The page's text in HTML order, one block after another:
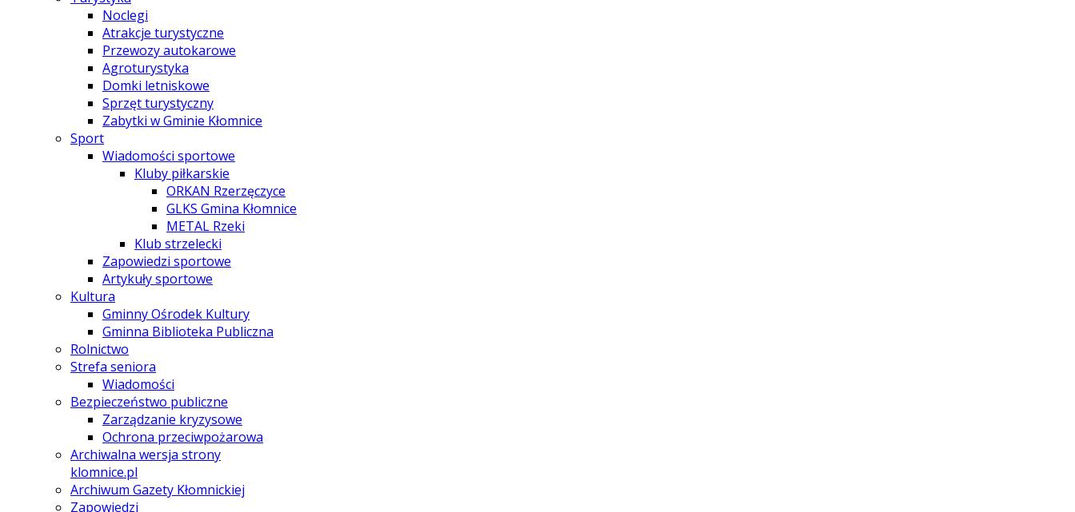
Noclegi
Atrakcje turystyczne
Przewozy autokarowe
Agroturystyka
Domki letniskowe
Sprzęt turystyczny
Zabytki w Gminie Kłomnice
Sport
Wiadomości sportowe
Kluby piłkarskie
ORKAN Rzerzęczyce
GLKS Gmina Kłomnice
METAL Rzeki
Klub strzelecki
Zapowiedzi sportowe
Artykuły sportowe
Kultura
Gminny Ośrodek Kultury
Gminna Biblioteka Publiczna
Rolnictwo
Strefa seniora
Wiadomości
Bezpieczeństwo publiczne
Zarządzanie kryzysowe
Ochrona przeciwpożarowa
Archiwalna wersja strony
klomnice.pl
Archiwum Gazety Kłomnickiej
Zapowiedzi